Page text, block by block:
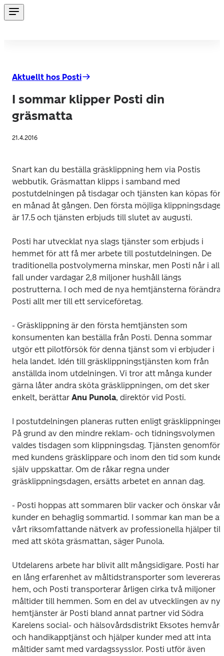
Aktuellt hos Posti
I sommar klipper Posti din
gräsmatta
21.4.2016
Snart kan du beställa gräsklippning hem via Postis
webbutik. Gräsmattan klipps i samband med
postutdelningen på tisdagar och tjänsten kan köpas för
en månad åt gången. Den första möjliga
är 17.5 och tjänsten erbjuds till slutet av augusti.
Posti har utvecklat nya slags tjänster som erbjuds i
hemmet för att få mer arbete till postutdelningen. De
traditionella postvolymerna minskar, men Posti når i alla
fall under vardagar 2,8 miljoner hushåll längs
postrutterna. I och med de nya hemtjänsterna
Posti allt mer till ett serviceföretag.
- Gräsklippning är den första hemtjänsten som
konsumenten kan beställa från Posti. Denna sommar
utgör ett pilotförsök för denna tjänst som vi erbjuder i
hela landet. Idén till gräsklippningstjänsten kom från
anställda inom utdelningen. Vi tror att många kunder
gärna låter andra sköta gräsklippningen, om det sker
enkelt, berättar Anu Punola, direktör vid Posti.
I postutdelningen planeras rutten enligt
På grund av den mindre reklam- och tidningsvolymen
valdes tisdagen som klippningsdag. Tjänsten genomförs
med kundens gräsklippare och inom den tid som
själv uppskattar. Om de råkar regna under
gräsklippningsdagen, ersätts arbetet en annan dag.
- Posti hoppas att sommaren blir vacker och önskar
kunder en behaglig sommartid. I sommar kan man be
vårt riksomfattande nätverk av professionella hjälper till
med att sköta gräsmattan, säger Punola.
Utdelarens arbete har blivit allt mångsidigare. Posti har
en lång erfarenhet av måltidstransporter som levereras
hem, och Posti transporterar årligen cirka två miljoner
måltider till hemmen. Som en del av utvecklingen av
hemtjänster är Posti bland annat partner vid Södra
Karelens social- och hälsovårdsdistrikt Eksotes hemvård
och handikapptjänst och hjälper kunder med att inta
måltider samt med vardagssysslor. Posti utför även